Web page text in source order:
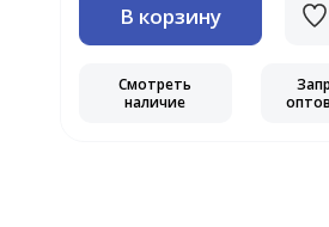
В корзину
Смотреть
наличие